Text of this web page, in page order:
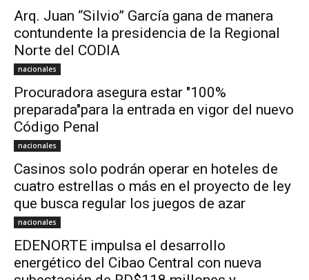
Arq. Juan “Silvio” García gana de manera
contundente la presidencia de la Regional
Norte del CODIA
nacionales
Procuradora asegura estar "100%
preparada"para la entrada en vigor del nuevo
Código Penal
nacionales
Casinos solo podrán operar en hoteles de
cuatro estrellas o más en el proyecto de ley
que busca regular los juegos de azar
nacionales
EDENORTE impulsa el desarrollo
energético del Cibao Central con nueva